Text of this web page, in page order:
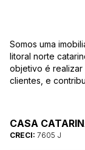
Somos uma
litoral norte
objetivo é realizar
clientes, e
CASA
CRECI: 7605 J